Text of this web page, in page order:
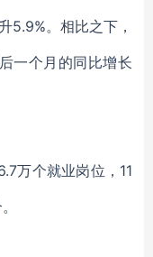
5.9%。相比之下，
一个月的同比增长
万个就业岗位，11